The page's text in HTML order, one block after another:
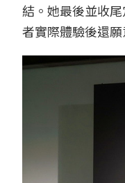
結。她最後並收
者實際體驗後還